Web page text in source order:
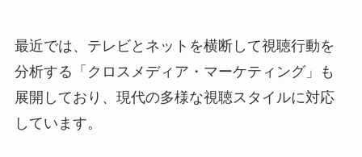
最近では、テレビとネットを横断して視聴行動を
分析する「クロスメディア・マーケティング」も
展開しており、現代の多様な視聴スタイルに対応
しています。